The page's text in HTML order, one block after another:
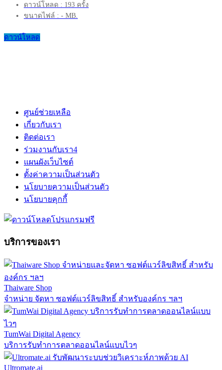
ดาวน์โหลด : 193 ครั้ง
ขนาดไฟล์ : - MB.
ดาวน์โหลด
ศูนย์ช่วยเหลือ
เกี่ยวกับเรา
ติดต่อเรา
ร่วมงานกับเรา4
แผนผังเว็บไซต์
ตั้งค่าความเป็นส่วนตัว
นโยบายความเป็นส่วนตัว
นโยบายคุกกี้
บริการของเรา
Thaiware Shop
จำหน่าย จัดหา ซอฟต์แวร์ลิขสิทธิ์ สำหรับองค์กร ฯลฯ
TumWai Digital Agency
บริการรับทำการตลาดออนไลน์แบบไวๆ
Ultromate.ai